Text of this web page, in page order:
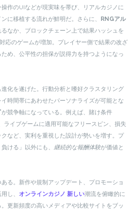
作のUIなどが現実味を帯び、リアルカジノに
に移植する流れが鮮明だ。さらに、
RNGアル
るなか、ブロックチェーン上で結果ハッシュを
応のゲームが増加。プレイヤー側で結果の改ざ
め、公平性の担保が説得力を持つようになっ
化を遂げた。行動分析と嗜好クラスタリング
時間帯にあわせたパーソナライズが可能とな
が競争軸になっている。例えば、賭け条件
ライブゲームに適用可能なフリースピン、損失
など、実利を重視した設計が勢いを増す。プ
ける」以外にも、 継続的な報酬体験が価値と
る。新作や規制アップデート、プロモーショ
し、 オンラインカジノ 新しい潮流を俯瞰的に
更新頻度の高いメディアや比較サイトをブッ